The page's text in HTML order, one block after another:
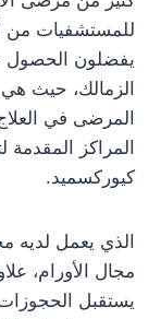
للمستشفيات من
يفضلون الحصول
الزمالك، حيث
المرضى في
المراكز
كيوركسميد.
الذي يعمل لديه
مجال الأورام،
يستقبل